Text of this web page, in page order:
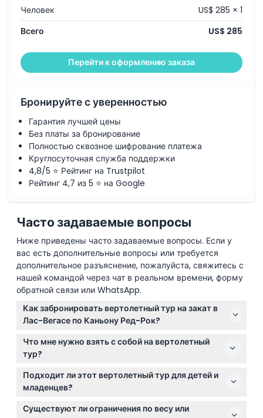
Человек
US$ 285 × 1
Всего
US$ 285
Перейти к оформлению заказа
Бронируйте с уверенностью
Гарантия лучшей цены
Без платы за бронирование
Полностью сквозное шифрование платежа
Круглосуточная служба поддержки
4,8/5 ⭐ Рейтинг на Trustpilot
Рейтинг 4,7 из 5 ⭐ на Google
Часто задаваемые вопросы
Ниже приведены часто задаваемые вопросы. Если у
вас есть дополнительные вопросы или требуется
дополнительное разъяснение, пожалуйста, свяжитесь с
нашей командой через чат в реальном времени, форму
обратной связи или WhatsApp.
Как забронировать вертолетный тур на закат в
Лас-Вегасе по Каньону Ред-Рок?
Вы можете легко забронировать тур на закат на
вертолете онлайн здесь, на этом сайте, где также
можно проверить доступность на предпочитаемую
дату и время.
Что мне нужно взять с собой на вертолетный
тур?
Обязательно возьмите с собой действительное
удостоверение личности с фотографией, выданное
государством, если вам 18 лет или больше, а также
солнцезащитный крем и солнцезащитные очки,
Подходит ли этот вертолетный тур для детей и
младенцев?
Дети в возрасте от 0 до 2 лет могут лететь
бесплатно, если не занимают отдельное место, но
Существуют ли ограничения по весу или